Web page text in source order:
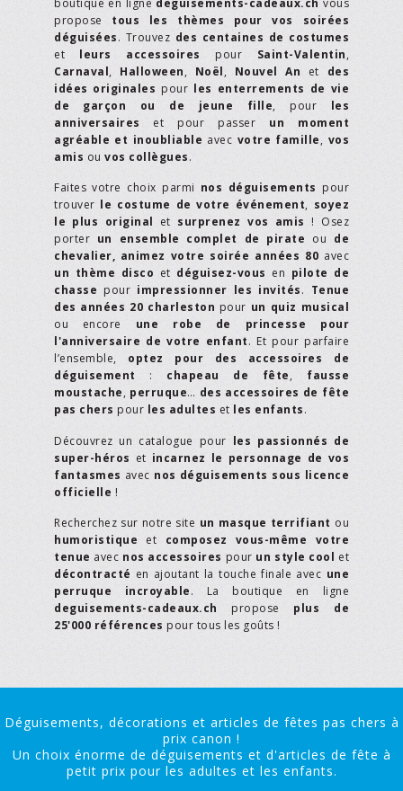
propose tous les thèmes pour vos soirées
déguisées. Trouvez des centaines de costumes
et leurs accessoires pour Saint-Valentin,
Carnaval, Halloween, Noël, Nouvel An et des
idées originales pour les enterrements de vie
de garçon ou de jeune fille, pour les
anniversaires et pour passer un moment
agréable et inoubliable avec votre famille, vos
amis ou vos collègues.
Faites votre choix parmi nos déguisements pour
trouver le costume de votre événement, soyez
le plus original et surprenez vos amis ! Osez
porter un ensemble complet de pirate ou de
chevalier, animez votre soirée années 80 avec
un thème disco et déguisez-vous en pilote de
chasse pour impressionner les invités. Tenue
des années 20 charleston pour un quiz musical
ou encore une robe de princesse pour
l'anniversaire de votre enfant. Et pour parfaire
l’ensemble, optez pour des accessoires de
déguisement : chapeau de fête, fausse
moustache, perruque… des accessoires de fête
pas chers pour les adultes et les enfants.
Découvrez un catalogue pour les passionnés de
super-héros et incarnez le personnage de vos
fantasmes avec nos déguisements sous licence
officielle !
Recherchez sur notre site un masque terrifiant ou
humoristique et composez vous-même votre
tenue avec nos accessoires pour un style cool et
décontracté en ajoutant la touche finale avec une
perruque incroyable. La boutique en ligne
deguisements-cadeaux.ch propose plus de
25'000 références pour tous les goûts !
Déguisements, décorations et articles de fêtes pas chers à
prix canon !
Un choix énorme de déguisements et d'articles de fête à
petit prix pour les adultes et les enfants.